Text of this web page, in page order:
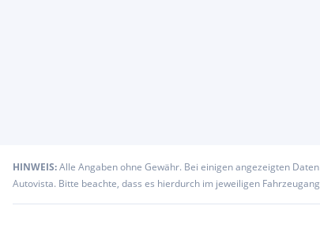
HINWEIS:Alle Angaben ohne Gewähr. Bei einigen angezeigten
Autovista. Bitte beachte, dass es hierdurch im jeweiligen